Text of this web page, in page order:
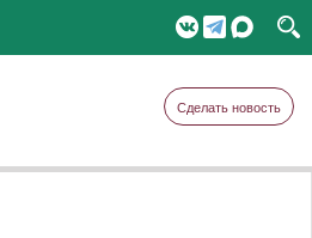
Сделать новость